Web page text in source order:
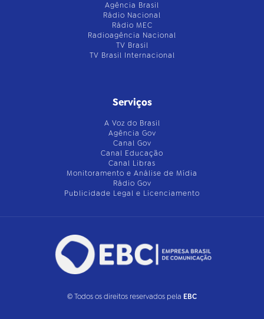
Agência Brasil
Rádio Nacional
Rádio MEC
Radioagência Nacional
TV Brasil
TV Brasil Internacional
Serviços
A Voz do Brasil
Agência Gov
Canal Gov
Canal Educação
Canal Libras
Monitoramento e Análise de Mídia
Rádio Gov
Publicidade Legal e Licenciamento
© Todos os direitos reservados pela EBC